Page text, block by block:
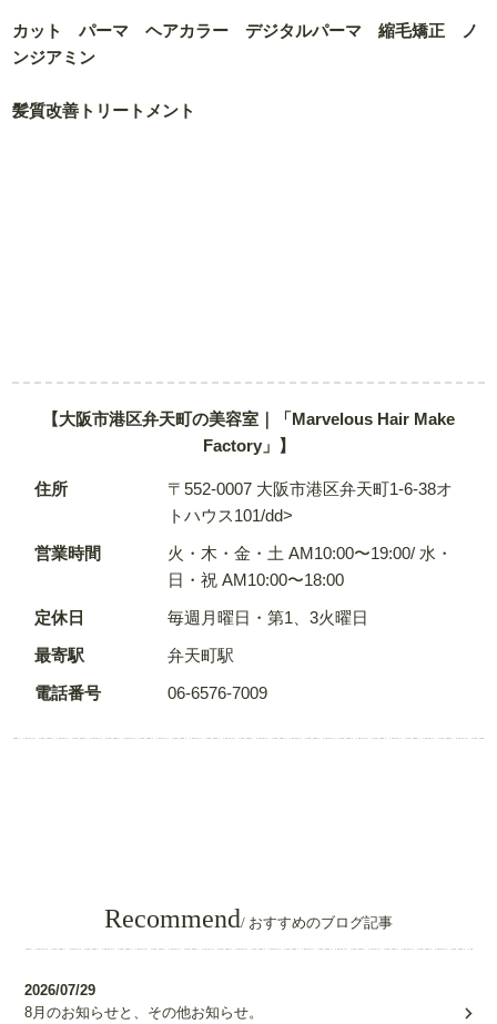
カット パーマ ヘアカラー デジタルパーマ 縮毛矯正 ノ
ンジアミン
髪質改善トリートメント
【大阪市港区弁天町の美容室｜「Marvelous Hair Make
Factory」】
住所
〒552-0007 大阪市港区弁天町1-6-38オ
トハウス101/dd>
営業時間
火・木・金・土 AM10:00〜19:00/ 水・
日・祝 AM10:00〜18:00
定休日
毎週月曜日・第1、3火曜日
最寄駅
弁天町駅
電話番号
06-6576-7009
Recommend/ おすすめのブログ記事
2026/07/29
8月のお知らせと、その他お知らせ。